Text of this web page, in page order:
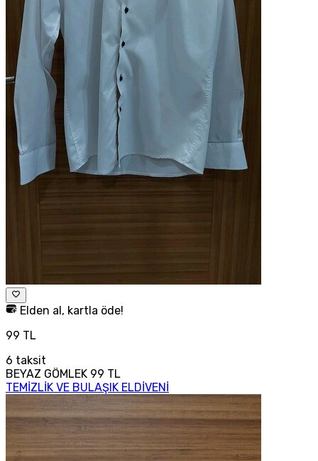
Elden al, kartla öde!
99 TL
6 taksit
BEYAZ GÖMLEK 99 TL
TEMİZLİK VE BULAŞIK ELDİVENİ